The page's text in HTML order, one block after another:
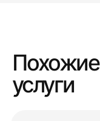
Похожие
услуги